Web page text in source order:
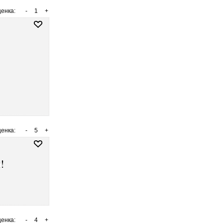
+
1
-
+
5
-
+
4
-